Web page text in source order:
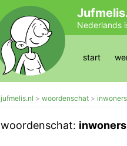
Nederlands
start
jufmelis.nl woordenschat
woordenschat: